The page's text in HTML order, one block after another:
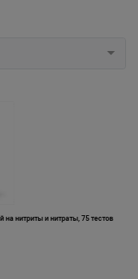
нитриты и нитраты, 75 тестов